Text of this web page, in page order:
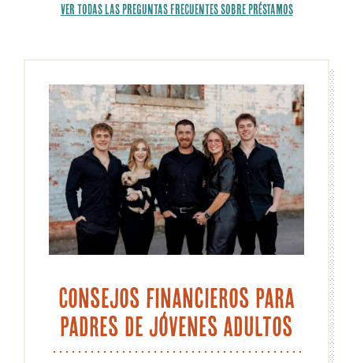
VER TODAS LAS PREGUNTAS FRECUENTES SOBRE PRÉSTAMOS
Consejos financieros para
padres de jóvenes adultos